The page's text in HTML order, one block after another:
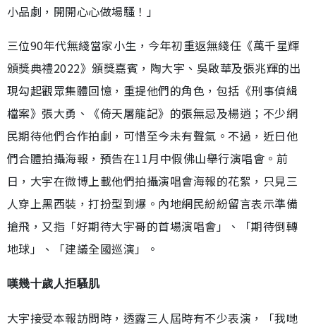
小品劇，開開心心做場騷！」
三位90年代無綫當家小生，今年初重返無綫任《萬千星輝
頒獎典禮2022》頒獎嘉賓，陶大宇、吳啟華及張兆輝的出
現勾起觀眾集體回憶，重提他們的角色，包括《刑事偵緝
檔案》張大勇、《倚天屠龍記》的張無忌及楊逍；不少網
民期待他們合作拍劇，可惜至今未有聲氣。不過，近日他
們合體拍攝海報，預告在11月中假佛山舉行演唱會。前
日，大宇在微博上載他們拍攝演唱會海報的花絮，只見三
人穿上黑西裝，打扮型到爆。內地網民紛紛留言表示準備
搶飛，又指「好期待大宇哥的首場演唱會」、「期待倒轉
地球」、「建議全國巡演」。
嘆幾十歲人拒騷肌
大宇接受本報訪問時，透露三人屆時有不少表演，「我哋